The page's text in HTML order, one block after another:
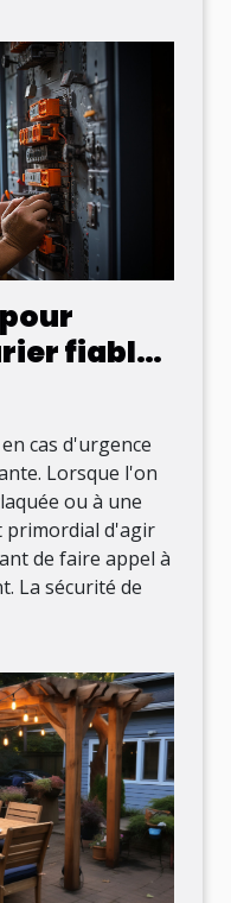
fiable
cas d'urgence
Lorsque l'on
ou à une
primordial d'agir
de faire appel à
La sécurité de